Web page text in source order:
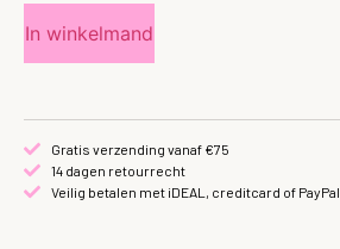
In winkelmand
Gratis verzending vanaf €75
14 dagen retourrecht
Veilig betalen met iDEAL, creditcard of PayPal